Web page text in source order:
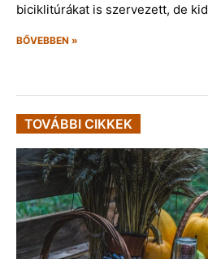
biciklitúrákat is szervezett, de
BŐVEBBEN »
TOVÁBBI CIKKEK